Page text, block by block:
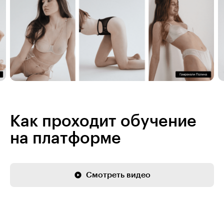
Как проходит обучение
на платформе
Смотреть видео